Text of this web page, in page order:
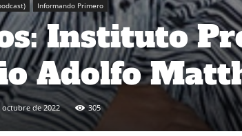
Informando Primero
Instituto
Adolfo
octubre de 2022 305